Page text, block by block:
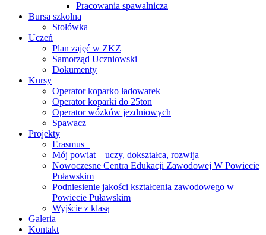
Pracowania spawalnicza
Bursa szkolna
Stołówka
Uczeń
Plan zajęć w ZKZ
Samorząd Uczniowski
Dokumenty
Kursy
Operator koparko ładowarek
Operator koparki do 25ton
Operator wózków jezdniowych
Spawacz
Projekty
Erasmus+
Mój powiat – uczy, dokształca, rozwija
Nowoczesne Centra Edukacji Zawodowej W Powiecie
Puławskim
Podniesienie jakości kształcenia zawodowego w
Powiecie Puławskim
Wyjście z klasą
Galeria
Kontakt